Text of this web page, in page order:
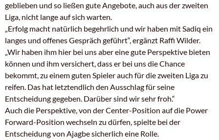
geblieben und so ließen gute Angebote, auch aus der zweiten
Liga, nicht lange auf sich warten.
„Erfolg macht natürlich begehrlich und wir haben mit Sadiq ein
langes und offenes Gespräch geführt“, ergänzt Raffi Wilder.
„Wir haben ihm hier bei uns aber eine gute Perspektive bieten
können und ihm versichert, dass er bei uns die Chance
bekommt, zu einem guten Spieler auch für die zweiten Liga zu
reifen. Das hat letztendlich den Ausschlag für seine
Entscheidung gegeben. Darüber sind wir sehr froh.“
Auch die Perspektive, von der Center-Position auf die Power
Forward-Position wechseln zu dürfen, spielte bei der
Entscheidung von Ajagbe sicherlich eine Rolle.